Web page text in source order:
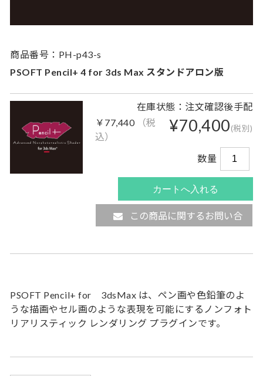
商品番号：PH-p43-s
PSOFT Pencil+ 4 for 3ds Max スタンドアロン版
在庫状態：注文確認後手配
¥70,400(税別)
￥77,440
（税
込）
数量
この商品に関するお問い合
PSOFT Pencil+ for 3dsMax は、ペン画や色鉛筆のよ
うな描画やセル画のような表現を可能にするノンフォト
リアリスティック レンダリング プラグインです。